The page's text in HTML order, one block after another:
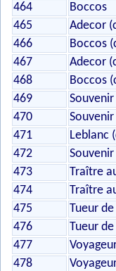
464
Boccos
465
Adecor
466
Boccos
467
Adecor
468
Boccos
469
470
471
Leblanc
472
473
Traître
474
Traître
475
Tueur
476
Tueur
477
478